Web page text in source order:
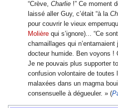
“Crève,Charlie !” Ce moment
laissé aller Guy, c’était “à la
pour couvrir le vieux
Molière qui s’ignore)... “Ce
chamaillages qui
docteur humide. Ben voyons !
Je ne pouvais plus supporter
confusion volontaire de toutes
malaxées dans un magma
consensuelle à dégueuler. » (